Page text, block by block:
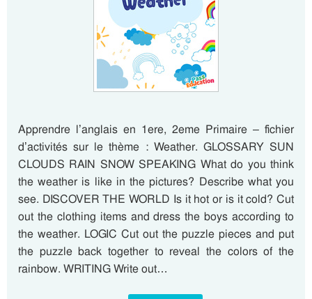
Apprendre l’anglais en 1ere, 2eme Primaire – fichier
d’activités sur le thème : Weather. GLOSSARY SUN
CLOUDS RAIN SNOW SPEAKING What do you think
the weather is like in the pictures? Describe what you
see. DISCOVER THE WORLD Is it hot or is it cold? Cut
out the clothing items and dress the boys according to
the weather. LOGIC Cut out the puzzle pieces and put
the puzzle back together to reveal the colors of the
rainbow. WRITING Write out…